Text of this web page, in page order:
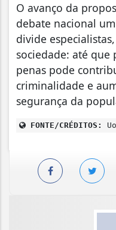
O avanço da
debate nacional
divide
sociedade: até
penas pode
criminalidade e
segurança da
FONTE/CRÉDITOS: